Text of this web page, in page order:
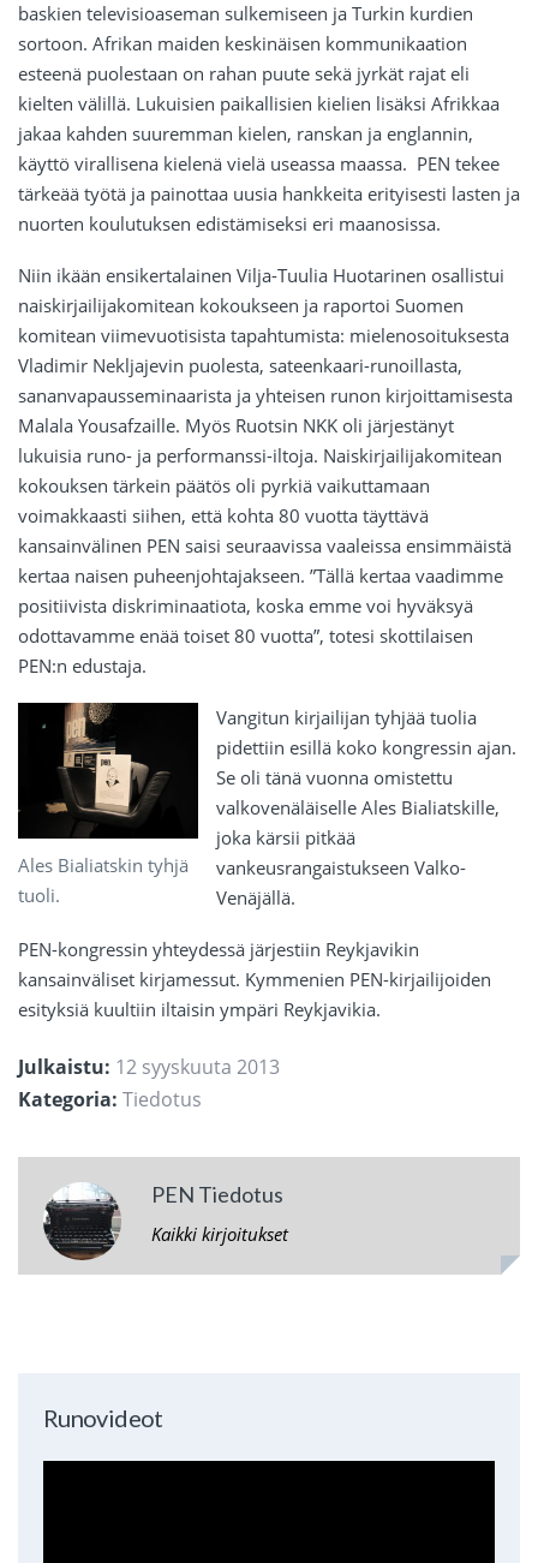
baskien televisioaseman sulkemiseen ja Turkin kurdien
sortoon. Afrikan maiden keskinäisen kommunikaation
esteenä puolestaan on rahan puute sekä jyrkät rajat eli
kielten välillä. Lukuisien paikallisien kielien lisäksi Afrikkaa
jakaa kahden suuremman kielen, ranskan ja englannin,
käyttö virallisena kielenä vielä useassa maassa. PEN tekee
tärkeää työtä ja painottaa uusia hankkeita erityisesti lasten ja
nuorten koulutuksen edistämiseksi eri maanosissa.
Niin ikään ensikertalainen Vilja-Tuulia Huotarinen osallistui
naiskirjailijakomitean kokoukseen ja raportoi Suomen
komitean viimevuotisista tapahtumista: mielenosoituksesta
Vladimir Nekljajevin puolesta, sateenkaari-runoillasta,
sananvapausseminaarista ja yhteisen runon kirjoittamisesta
Malala Yousafzaille. Myös Ruotsin NKK oli järjestänyt
lukuisia runo- ja performanssi-iltoja. Naiskirjailijakomitean
kokouksen tärkein päätös oli pyrkiä vaikuttamaan
voimakkaasti siihen, että kohta 80 vuotta täyttävä
kansainvälinen PEN saisi seuraavissa vaaleissa ensimmäistä
kertaa naisen puheenjohtajakseen. ”Tällä kertaa vaadimme
positiivista diskriminaatiota, koska emme voi hyväksyä
odottavamme enää toiset 80 vuotta”, totesi skottilaisen
PEN:n edustaja.
Ales Bialiatskin tyhjä
tuoli.
Vangitun kirjailijan tyhjää tuolia
pidettiin esillä koko kongressin ajan.
Se oli tänä vuonna omistettu
valkovenäläiselle Ales Bialiatskille,
joka kärsii pitkää
vankeusrangaistukseen Valko-
Venäjällä.
PEN-kongressin yhteydessä järjestiin Reykjavikin
kansainväliset kirjamessut. Kymmenien PEN-kirjailijoiden
esityksiä kuultiin iltaisin ympäri Reykjavikia.
Julkaistu: 12 syyskuuta 2013
Kategoria: Tiedotus
PEN Tiedotus
Kaikki kirjoitukset
Runovideot